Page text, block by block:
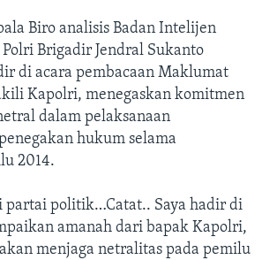
Biro analisis Badan Intelijen
Brigadir Jendral Sukanto
di acara pembacaan Maklumat
Kapolri, menegaskan komitmen
dalam pelaksanaan
hukum selama
2014.
partai politik…Catat.. Saya hadir di
amanah dari bapak Kapolri,
menjaga netralitas pada pemilu